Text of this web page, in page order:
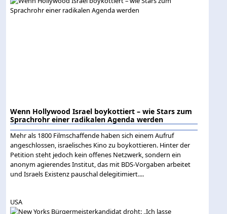
Wenn Hollywood Israel boykottiert – wie Stars zum
Sprachrohr einer radikalen Agenda werden
Mehr als 1800 Filmschaffende haben sich einem Aufruf
angeschlossen, israelisches Kino zu boykottieren. Hinter der
Petition steht jedoch kein offenes Netzwerk, sondern ein
anonym agierendes Institut, das mit BDS-Vorgaben arbeitet
und Israels Existenz pauschal delegitimiert....
USA